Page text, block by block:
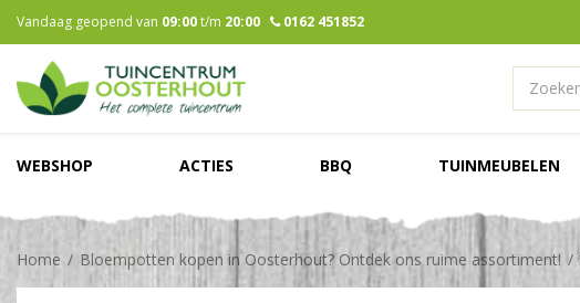
naar
Home Bloempotten kopen in Oosterhout? Ontdek ons ruime assortiment!
Vandaag geopend van 09:00t/m 20:00 0162 451852
WEBSHOP ACTIES BBQ TUINMEUBELEN